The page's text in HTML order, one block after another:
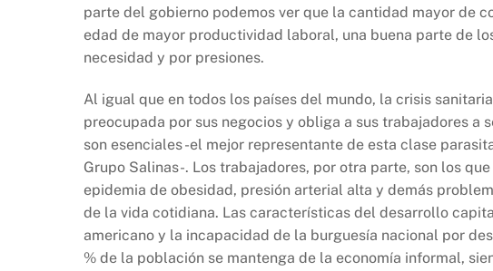
parte del gobierno podemos ver que la cantidad mayor de
edad de mayor productividad laboral, una buena parte de
necesidad y por presiones.
Al igual que en todos los países del mundo, la crisis
preocupada por sus negocios y obliga a sus trabajadores a
son esenciales -el mejor representante de esta clase
Grupo Salinas-. Los trabajadores, por otra parte, son los
epidemia de obesidad, presión arterial alta y demás
de la vida cotidiana. Las características del desarrollo
americano y la incapacidad de la burguesía nacional por
% de la población se mantenga de la economía informal,